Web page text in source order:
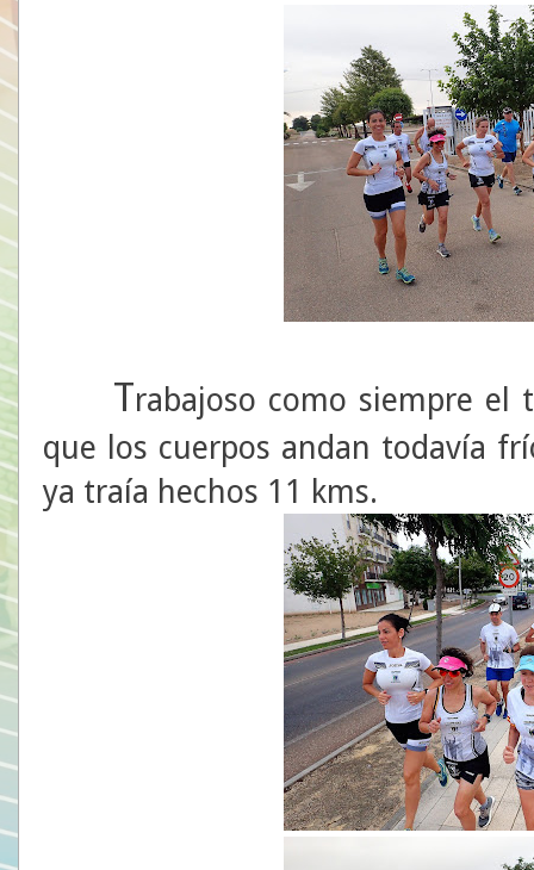
Trabajoso como siempre el
que los cuerpos andan todavía
ya traía hechos 11 kms.